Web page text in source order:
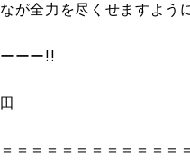
が全力を尽くせますように
ーー!!
＝＝＝＝＝＝＝＝＝＝＝